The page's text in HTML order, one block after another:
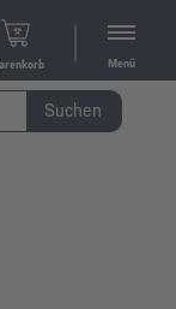
Menü
Suchen